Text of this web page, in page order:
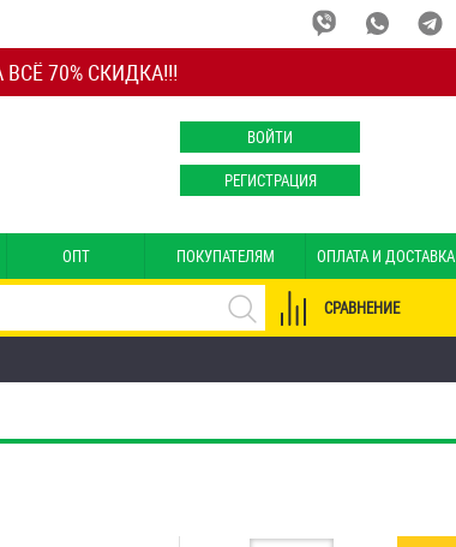
70% СКИДКА!!!
ВОЙТИ
РЕГИСТРАЦИЯ
ОПТ ПОКУПАТЕЛЯМ ОПЛАТА И ДОСТАВКА
СРАВНЕНИЕ